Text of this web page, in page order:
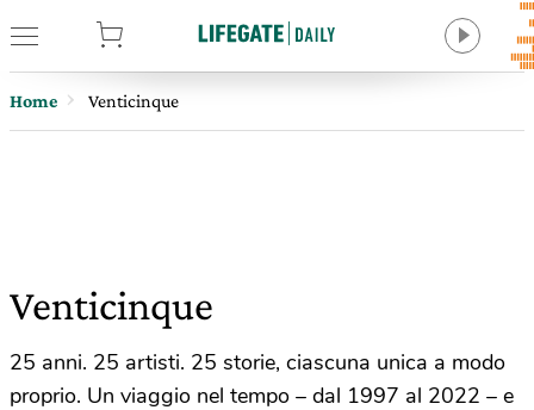
Home Venticinque
Venticinque
25 anni. 25 artisti. 25 storie, ciascuna unica a modo
proprio. Un viaggio nel tempo – dal 1997 al 2022 – e